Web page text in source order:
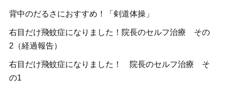
背中のだるさにおすすめ！「剣道体操」
右目だけ飛蚊症になりました！院長のセルフ治療 その
2（経過報告）
右目だけ飛蚊症になりました！ 院長のセルフ治療 そ
の1